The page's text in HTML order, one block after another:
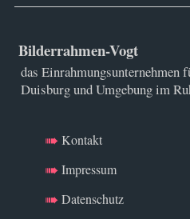
Bilderrahmen-Vogt
das Einrahmungsunternehmen
Duisburg und Umgebung im
Kontakt
Impressum
Datenschutz